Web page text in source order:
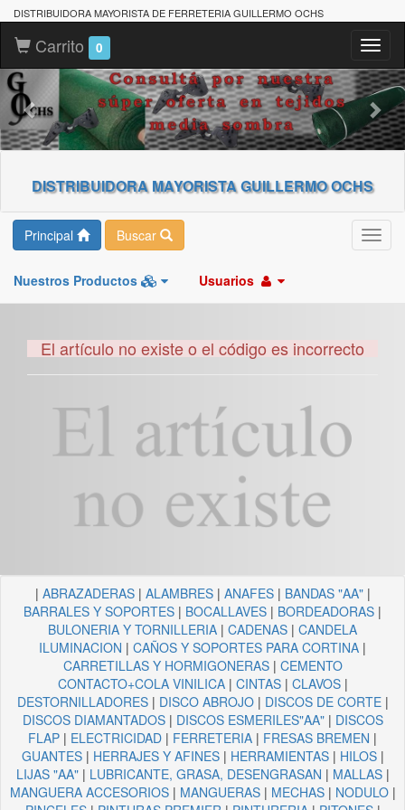
DISTRIBUIDORA MAYORISTA DE FERRETERIA GUILLERMO OCHS
Carrito 0
DISTRIBUIDORA MAYORISTA GUILLERMO OCHS
Principal Buscar
Nuestros Productos Usuarios
El artículo no existe o el código es incorrecto
| ABRAZADERAS| ALAMBRES| ANAFES| BANDAS "AA"|
BARRALES Y SOPORTES | BOCALLAVES | BORDEADORAS |
BULONERIA Y TORNILLERIA | CADENAS | CANDELA
ILUMINACION | CAÑOS Y SOPORTES PARA CORTINA |
CARRETILLAS Y HORMIGONERAS| CEMENTO
CONTACTO+COLA VINILICA| CINTAS| CLAVOS|
DESTORNILLADORES| DISCO ABROJO| DISCOS DE CORTE|
DISCOS DIAMANTADOS| DISCOS ESMERILES"AA"| DISCOS
FLAP | ELECTRICIDAD | FERRETERIA | FRESAS BREMEN |
GUANTES| HERRAJES Y AFINES| HERRAMIENTAS| HILOS|
LIJAS "AA"| LUBRICANTE, GRASA, DESENGRASAN | MALLAS|
MANGUERA ACCESORIOS| MANGUERAS| MECHAS| NODULO|